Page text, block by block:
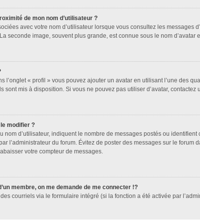
de mon nom d’utilisateur ?
avec votre nom d’utilisateur lorsque vous consultez les
seconde image, souvent plus grande, est connue sous le nom
l’onglet « profil » vous pouvez ajouter un avatar en utilisant l’une des
sont mis à disposition. Si vous ne pouvez pas utiliser d’avatar, contactez
modifier ?
nom d’utilisateur, indiquent le nombre de messages postés ou
l’administrateur du forum. Évitez de poster des messages sur le
votre compteur de messages.
membre, on me demande de me connecter !?
courriels via le formulaire intégré (si la fonction a été activée par